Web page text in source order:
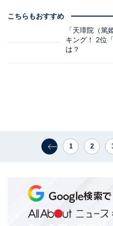
こちらもおすすめ
「天璋院（篤
キング！ 2位
は？
1 2